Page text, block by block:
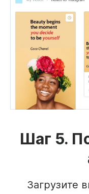
Шаг 5.
Загрузите